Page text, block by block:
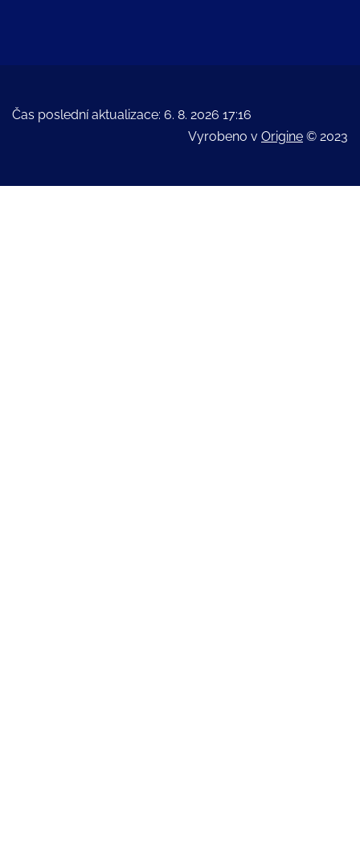
Čas poslední aktualizace: 6. 8. 2026 17:16
Vyrobeno v Origine © 2023